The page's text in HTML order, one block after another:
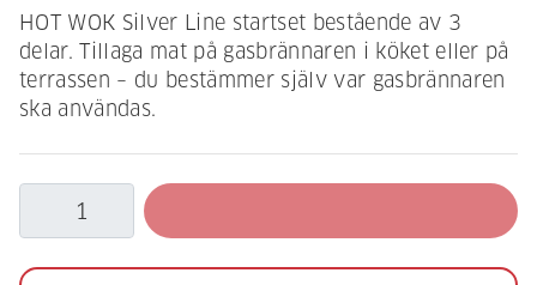
HOT WOK Silver Line startset bestående av 3
delar. Tillaga mat på gasbrännaren i köket eller på
terrassen – du bestämmer själv var gasbrännaren
ska användas.